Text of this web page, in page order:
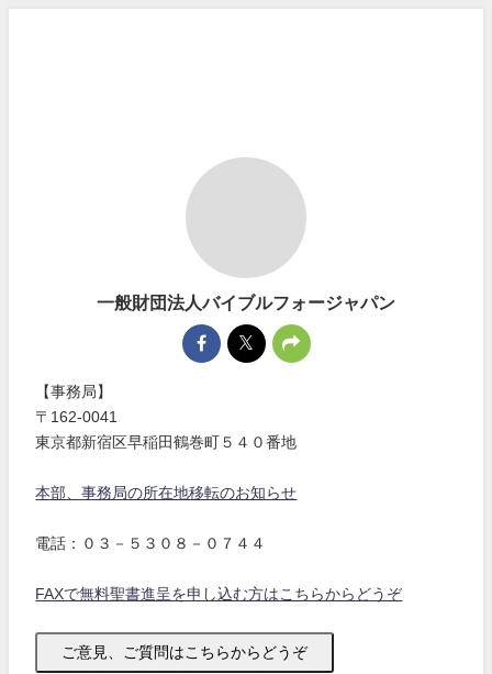
一般財団法人バイブルフォージャパン
【事務局】
〒162-0041
東京都新宿区早稲田鶴巻町５４０番地
本部、事務局の所在地移転のお知らせ
電話：０３－５３０８－０７４４
FAXで無料聖書進呈を申し込む方はこちらからどうぞ
ご意見、ご質問はこちらからどうぞ